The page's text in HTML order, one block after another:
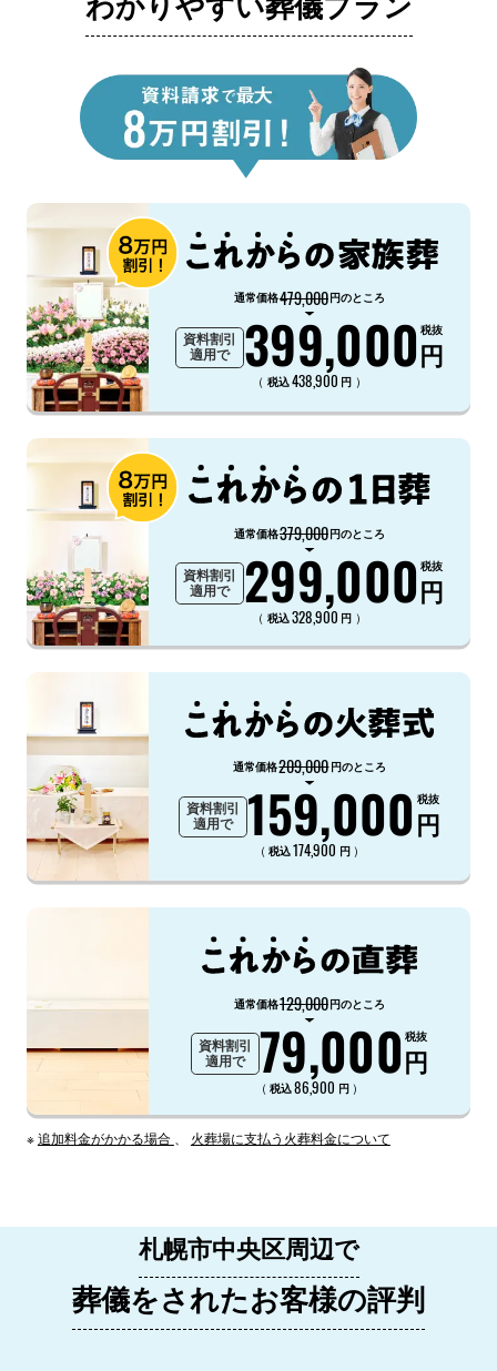
通常価格479,000円のところ
資料割引
適用で
399,000円
税抜
（ 税込438,900 円 ）
通常価格379,000円のところ
資料割引
適用で
299,000円
税抜
（ 税込328,900 円 ）
通常価格209,000円のところ
資料割引
適用で
159,000円
税抜
（ 税込174,900 円 ）
通常価格129,000円のところ
資料割引
適用で
79,000円
税抜
（ 税込86,900 円 ）
※追加料金がかかる場合 火葬場に支払う火葬料金について
札幌市中央区周辺で
葬儀をされたお客様の評判